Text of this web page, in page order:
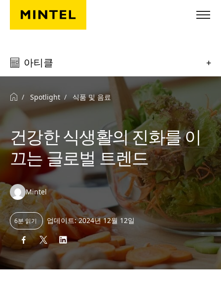
Skip to main content
아티클 +
Spotlight 식품 및 음료
건강한 식생활의 진화를 이
끄는 글로벌 트렌드
Authors:
Mintel
6분 읽기 업데이트: 2024년 12월 12일